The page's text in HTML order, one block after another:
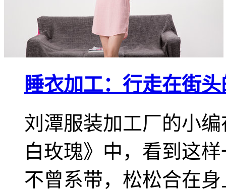
睡衣加工：行走在街
刘潭服装加工厂的小
白玫瑰》中，看到这
不曾系带，松松合在